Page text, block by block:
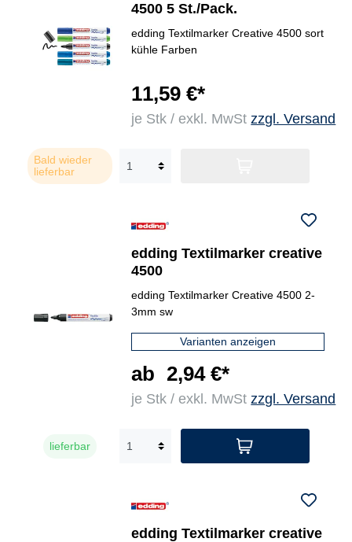
4500 5 St./Pack.
edding Textilmarker Creative 4500 sort
kühle Farben
11,59 €*
je Stk / exkl. MwStzzgl. Versand
Bald wieder
lieferbar
edding Textilmarker creative
4500
edding Textilmarker Creative 4500 2-
3mm sw
Varianten anzeigen
ab 2,94 €*
je Stk / exkl. MwStzzgl. Versand
lieferbar
edding Textilmarker creative